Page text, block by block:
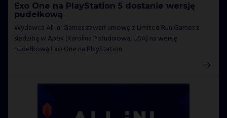
Exo One na PlayStation 5 dostanie wersję
pudełkową
Wydawca All in! Games zawarł umowę z Limited Run Games z
siedzibą w Apex (Karolina Południowa, USA) na wersję
pudełkową Exo One na PlayStation